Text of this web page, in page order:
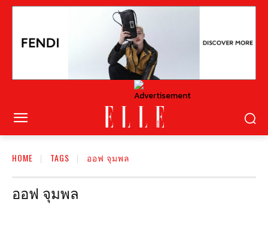
HOME TAGS ออฟ จุมพล
ออฟ จุมพล